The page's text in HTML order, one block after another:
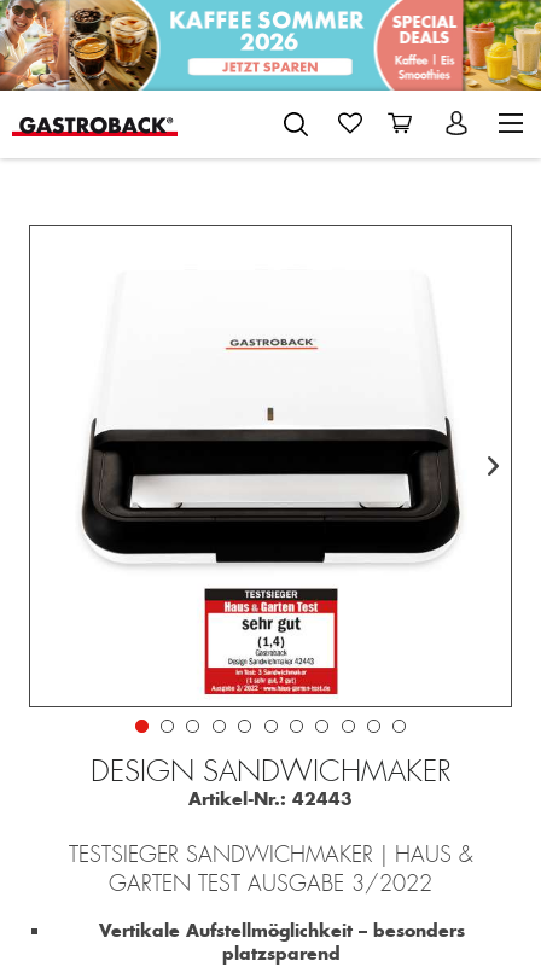
DESIGN SANDWICHMAKER
Artikel-Nr.: 42443
TESTSIEGER SANDWICHMAKER | HAUS &
GARTEN TEST AUSGABE 3/2022
Vertikale Aufstellmöglichkeit – besonders
platzsparend